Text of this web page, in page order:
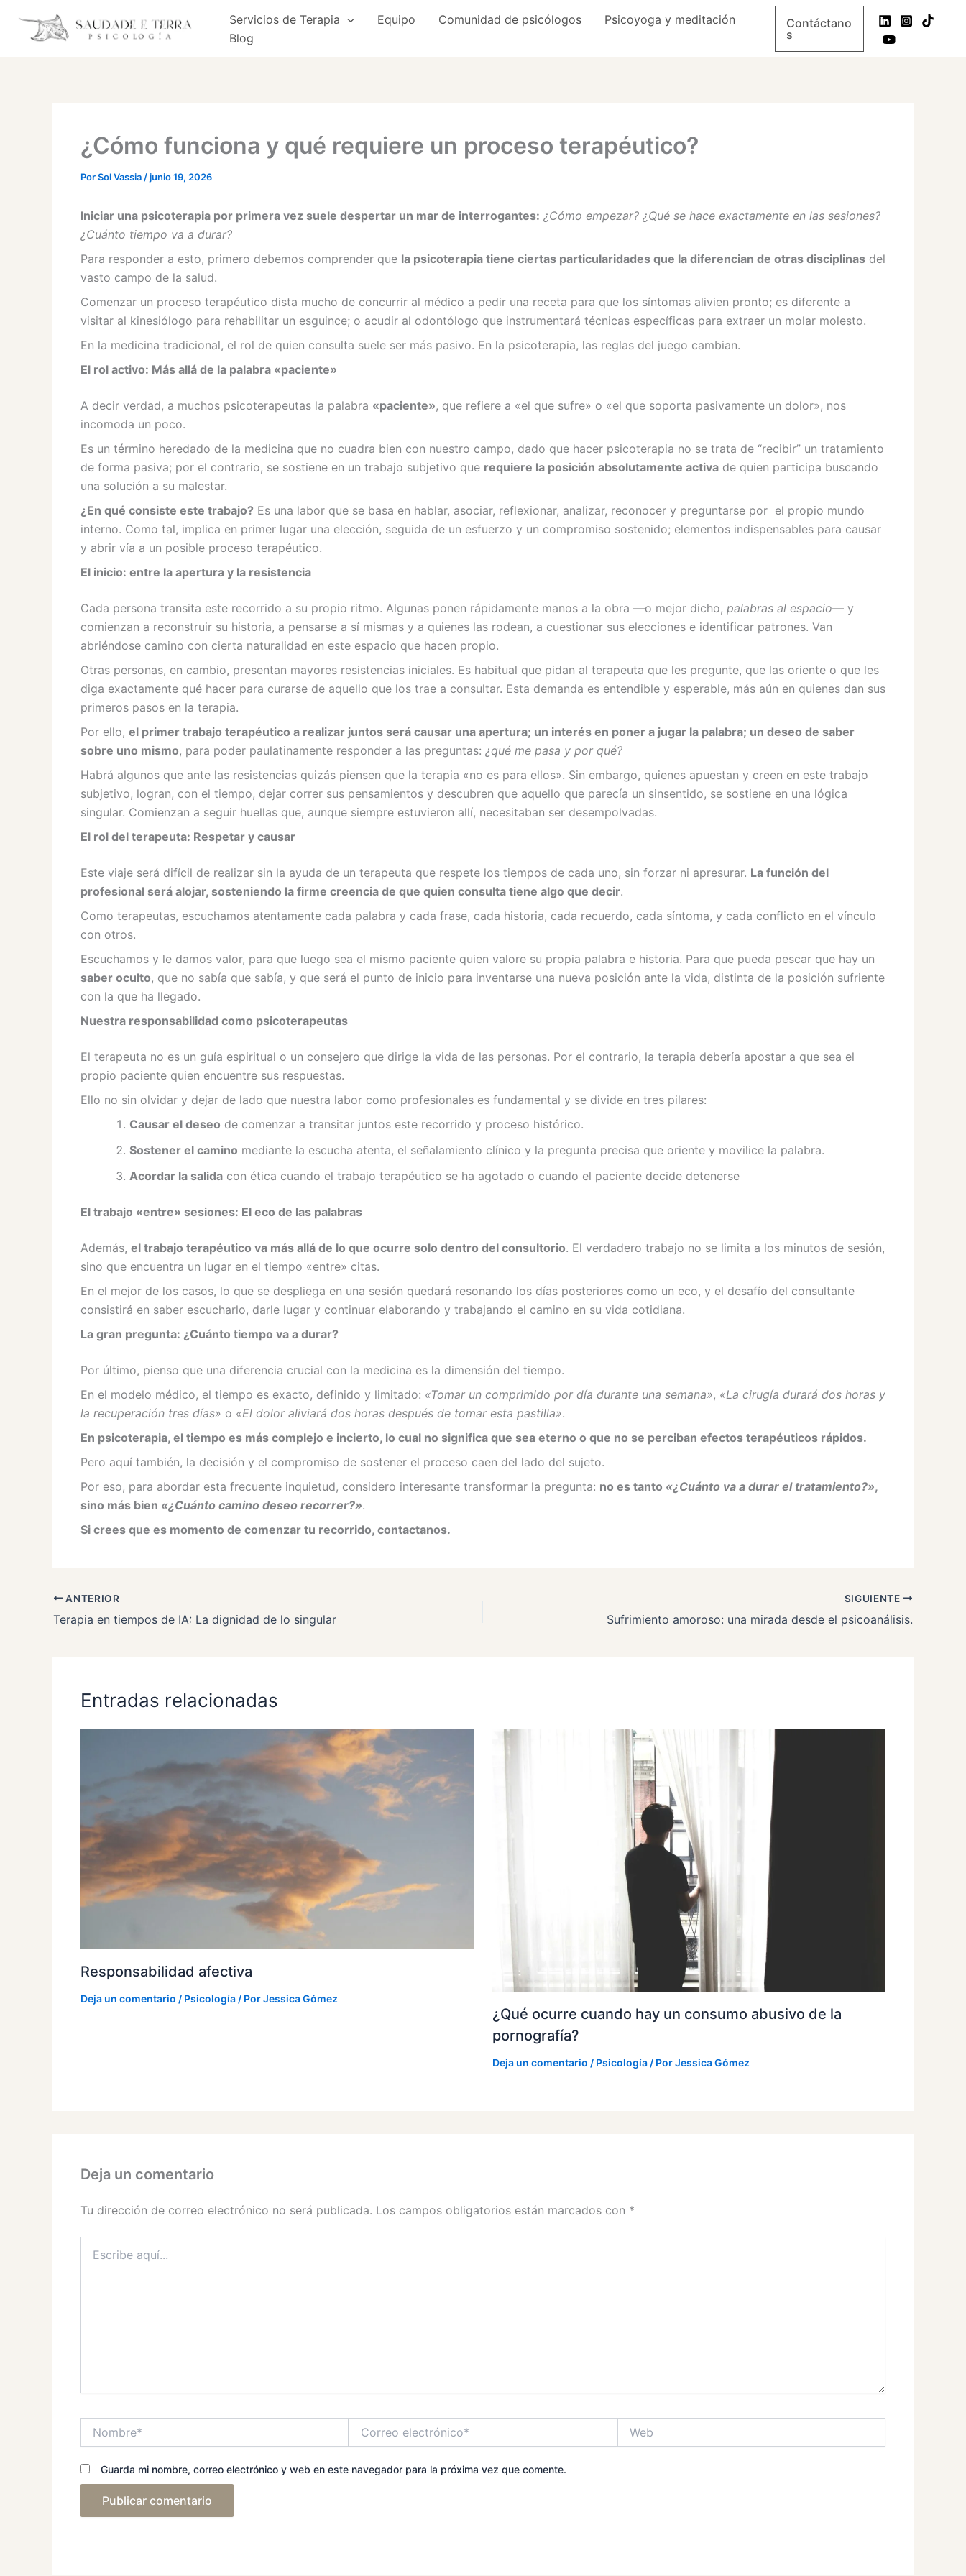
contenido
Servicios de Terapia Equipo Comunidad de psicólogos
Psicoyoga y meditación
Blog
Contáctano
s
¿Cómo funciona y qué requiere un proceso terapéutico?
PorSol Vassia /junio 19, 2026
Iniciar una psicoterapia por primera vez suele despertar un mar de interrogantes: ¿Cómo empezar? ¿Qué se hace exactamente en las sesiones?
¿Cuánto tiempo va a durar?
Para responder a esto, primero debemos comprender que la psicoterapia tiene ciertas particularidades que la diferencian de otras disciplinas del
vasto campo de la salud.
Comenzar un proceso terapéutico dista mucho de concurrir al médico a pedir una receta para que los síntomas alivien pronto; es diferente a
visitar al kinesiólogo para rehabilitar un esguince; o acudir al odontólogo que instrumentará técnicas específicas para extraer un molar molesto.
En la medicina tradicional, el rol de quien consulta suele ser más pasivo. En la psicoterapia, las reglas del juego cambian.
El rol activo: Más allá de la palabra «paciente»
A decir verdad, a muchos psicoterapeutas la palabra «paciente», que refiere a «el que sufre» o «el que soporta pasivamente un dolor», nos
incomoda un poco.
Es un término heredado de la medicina que no cuadra bien con nuestro campo, dado que hacer psicoterapia no se trata de “recibir” un tratamiento
de forma pasiva; por el contrario, se sostiene en un trabajo subjetivo que requiere la posición absolutamente activa de quien participa buscando
una solución a su malestar.
¿En qué consiste este trabajo? Es una labor que se basa en hablar, asociar, reflexionar, analizar, reconocer y preguntarse por el propio mundo
interno. Como tal, implica en primer lugar una elección, seguida de un esfuerzo y un compromiso sostenido; elementos indispensables para causar
y abrir vía a un posible proceso terapéutico.
El inicio: entre la apertura y la resistencia
Cada persona transita este recorrido a su propio ritmo. Algunas ponen rápidamente manos a la obra —o mejor dicho, palabras al espacio— y
comienzan a reconstruir su historia, a pensarse a sí mismas y a quienes las rodean, a cuestionar sus elecciones e identificar patrones. Van
abriéndose camino con cierta naturalidad en este espacio que hacen propio.
Otras personas, en cambio, presentan mayores resistencias iniciales. Es habitual que pidan al terapeuta que les pregunte, que las oriente o que les
diga exactamente qué hacer para curarse de aquello que los trae a consultar. Esta demanda es entendible y esperable, más aún en quienes dan sus
primeros pasos en la terapia.
Por ello, el primer trabajo terapéutico a realizar juntos será causar una apertura; un interés en poner a jugar la palabra; un deseo de saber
sobre uno mismo, para poder paulatinamente responder a las preguntas: ¿qué me pasa y por qué?
Habrá algunos que ante las resistencias quizás piensen que la terapia «no es para ellos». Sin embargo, quienes apuestan y creen en este trabajo
subjetivo, logran, con el tiempo, dejar correr sus pensamientos y descubren que aquello que parecía un sinsentido, se sostiene en una lógica
singular. Comienzan a seguir huellas que, aunque siempre estuvieron allí, necesitaban ser desempolvadas.
El rol del terapeuta: Respetar y causar
Este viaje será difícil de realizar sin la ayuda de un terapeuta que respete los tiempos de cada uno, sin forzar ni apresurar. La función del
profesional será alojar, sosteniendo la firme creencia de que quien consulta tiene algo que decir.
Como terapeutas, escuchamos atentamente cada palabra y cada frase, cada historia, cada recuerdo, cada síntoma, y cada conflicto en el vínculo
con otros.
Escuchamos y le damos valor, para que luego sea el mismo paciente quien valore su propia palabra e historia. Para que pueda pescar que hay un
saber oculto, que no sabía que sabía, y que será el punto de inicio para inventarse una nueva posición ante la vida, distinta de la posición sufriente
con la que ha llegado.
Nuestra responsabilidad como psicoterapeutas
El terapeuta no es un guía espiritual o un consejero que dirige la vida de las personas. Por el contrario, la terapia debería apostar a que sea el
propio paciente quien encuentre sus respuestas.
Ello no sin olvidar y dejar de lado que nuestra labor como profesionales es fundamental y se divide en tres pilares:
Causar el deseo de comenzar a transitar juntos este recorrido y proceso histórico.
Sostener el camino mediante la escucha atenta, el señalamiento clínico y la pregunta precisa que oriente y movilice la palabra.
Acordar la salida con ética cuando el trabajo terapéutico se ha agotado o cuando el paciente decide detenerse
El trabajo «entre» sesiones: El eco de las palabras
Además, el trabajo terapéutico va más allá de lo que ocurre solo dentro del consultorio. El verdadero trabajo no se limita a los minutos de sesión,
sino que encuentra un lugar en el tiempo «entre» citas.
En el mejor de los casos, lo que se despliega en una sesión quedará resonando los días posteriores como un eco, y el desafío del consultante
consistirá en saber escucharlo, darle lugar y continuar elaborando y trabajando el camino en su vida cotidiana.
La gran pregunta: ¿Cuánto tiempo va a durar?
Por último, pienso que una diferencia crucial con la medicina es la dimensión del tiempo.
En el modelo médico, el tiempo es exacto, definido y limitado: «Tomar un comprimido por día durante una semana», «La cirugía durará dos horas y
la recuperación tres días» o «El dolor aliviará dos horas después de tomar esta pastilla».
En psicoterapia, el tiempo es más complejo e incierto, lo cual no significa que sea eterno o que no se perciban efectos terapéuticos rápidos.
Pero aquí también, la decisión y el compromiso de sostener el proceso caen del lado del sujeto.
Por eso, para abordar esta frecuente inquietud, considero interesante transformar la pregunta: no es tanto «¿Cuánto va a durar el tratamiento?»,
sino más bien «¿Cuánto camino deseo recorrer?».
Si crees que es momento de comenzar tu recorrido, contactanos.
ANTERIOR
Terapia en tiempos de IA: La dignidad de lo singular
SIGUIENTE
Sufrimiento amoroso: una mirada desde el psicoanálisis.
Entradas relacionadas
Responsabilidad afectiva
Deja un comentario / Psicología / PorJessica Gómez
¿Qué ocurre cuando hay un consumo abusivo de la
pornografía?
Deja un comentario / Psicología/ PorJessica Gómez
Deja un comentario
Tu dirección de correo electrónico no será publicada. Los campos obligatorios están marcados con *
aquí...
electrónico*
Guarda mi nombre, correo electrónico y web en este navegador para la próxima vez que comente.